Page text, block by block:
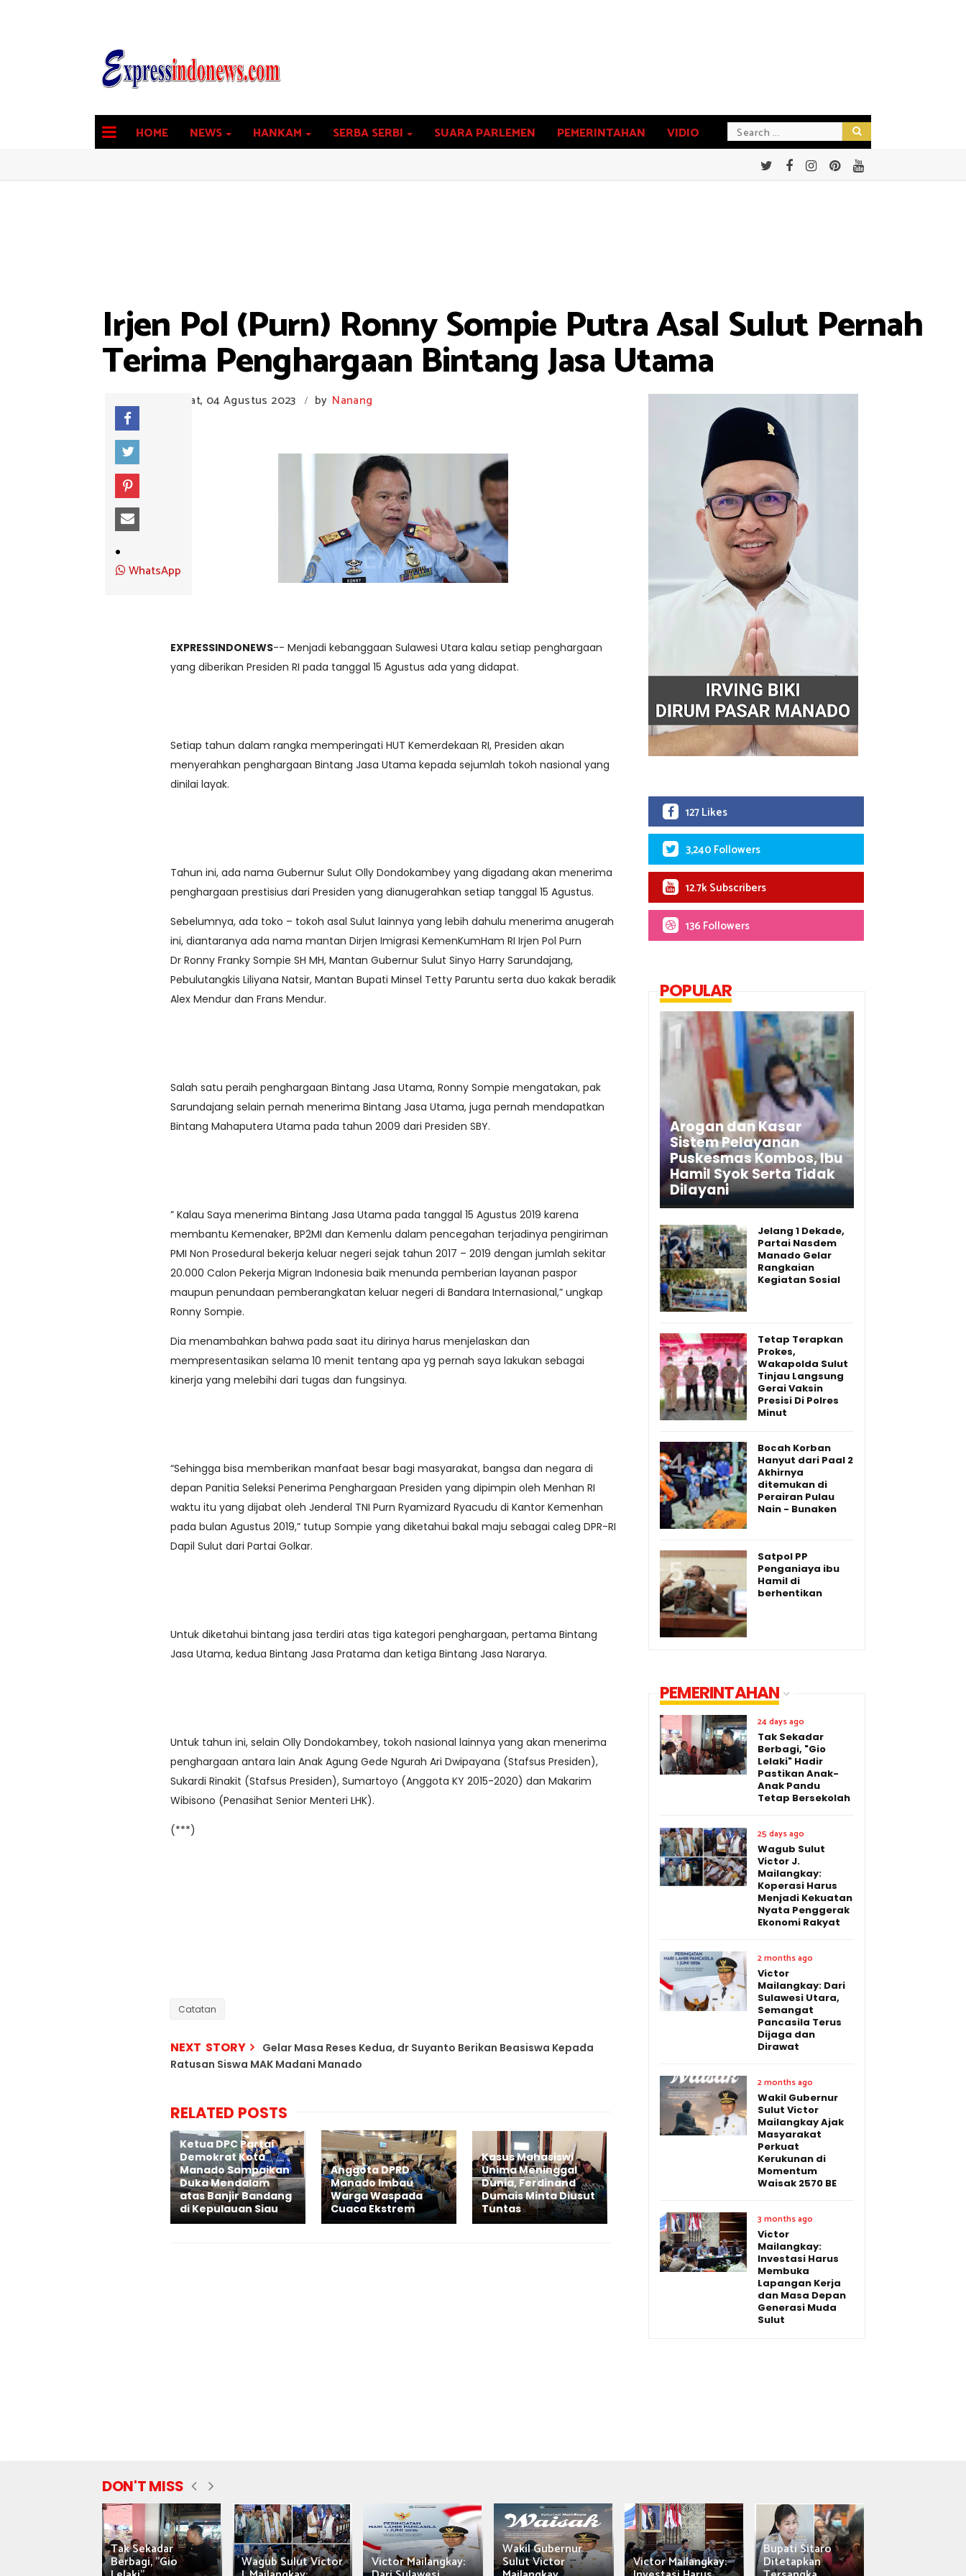
HOME NEWS HANKAM SERBA SERBI SUARA PARLEMEN PEMERINTAHAN VIDIO
Irjen Pol (Purn) Ronny Sompie Putra Asal Sulut Pernah
Terima Penghargaan Bintang Jasa Utama
Jumat, 04 Agustus 2023 / by Nanang
WhatsApp
EXPRESSINDONEWS-- Menjadi kebanggaan Sulawesi Utara kalau setiap penghargaan
yang diberikan Presiden RI pada tanggal 15 Agustus ada yang didapat.
Setiap tahun dalam rangka memperingati HUT Kemerdekaan RI, Presiden akan
menyerahkan penghargaan Bintang Jasa Utama kepada sejumlah tokoh nasional yang
dinilai layak.
Tahun ini, ada nama Gubernur Sulut Olly Dondokambey yang digadang akan menerima
penghargaan prestisius dari Presiden yang dianugerahkan setiap tanggal 15 Agustus.
Sebelumnya, ada toko – tokoh asal Sulut lainnya yang lebih dahulu menerima anugerah
ini, diantaranya ada nama mantan Dirjen Imigrasi KemenKumHam RI Irjen Pol Purn
Dr Ronny Franky Sompie SH MH, Mantan Gubernur Sulut Sinyo Harry Sarundajang,
Pebulutangkis Liliyana Natsir, Mantan Bupati Minsel Tetty Paruntu serta duo kakak beradik
Alex Mendur dan Frans Mendur.
Salah satu peraih penghargaan Bintang Jasa Utama, Ronny Sompie mengatakan, pak
Sarundajang selain pernah menerima Bintang Jasa Utama, juga pernah mendapatkan
Bintang Mahaputera Utama pada tahun 2009 dari Presiden SBY.
” Kalau Saya menerima Bintang Jasa Utama pada tanggal 15 Agustus 2019 karena
membantu Kemenaker, BP2MI dan Kemenlu dalam pencegahan terjadinya pengiriman
PMI Non Prosedural bekerja keluar negeri sejak tahun 2017 – 2019 dengan jumlah sekitar
20.000 Calon Pekerja Migran Indonesia baik menunda pemberian layanan paspor
maupun penundaan pemberangkatan keluar negeri di Bandara Internasional,” ungkap
Ronny Sompie.
Dia menambahkan bahwa pada saat itu dirinya harus menjelaskan dan
mempresentasikan selama 10 menit tentang apa yg pernah saya lakukan sebagai
kinerja yang melebihi dari tugas dan fungsinya.
“Sehingga bisa memberikan manfaat besar bagi masyarakat, bangsa dan negara di
depan Panitia Seleksi Penerima Penghargaan Presiden yang dipimpin oleh Menhan RI
waktu itu yang dijabat oleh Jenderal TNI Purn Ryamizard Ryacudu di Kantor Kemenhan
pada bulan Agustus 2019,” tutup Sompie yang diketahui bakal maju sebagai caleg DPR-RI
Dapil Sulut dari Partai Golkar.
Untuk diketahui bintang jasa terdiri atas tiga kategori penghargaan, pertama Bintang
Jasa Utama, kedua Bintang Jasa Pratama dan ketiga Bintang Jasa Nararya.
Untuk tahun ini, selain Olly Dondokambey, tokoh nasional lainnya yang akan menerima
penghargaan antara lain Anak Agung Gede Ngurah Ari Dwipayana (Stafsus Presiden),
Sukardi Rinakit (Stafsus Presiden), Sumartoyo (Anggota KY 2015-2020) dan Makarim
Wibisono (Penasihat Senior Menteri LHK).
(***)
Catatan
NEXT STORY
Gelar Masa Reses Kedua, dr Suyanto Berikan Beasiswa Kepada
Ratusan Siswa MAK Madani Manado
RELATED POSTS
Ketua DPC Partai
Demokrat Kota
Manado Sampaikan
Duka Mendalam
atas Banjir Bandang
di Kepulauan Siau
Anggota DPRD
Manado Imbau
Warga Waspada
Cuaca Ekstrem
Kasus Mahasiswi
Unima Meninggal
Dunia, Ferdinand
Dumais Minta Diusut
Tuntas
127 Likes
3,240 Followers
12.7k Subscribers
136 Followers
POPULAR
Arogan dan Kasar
Sistem Pelayanan
Puskesmas Kombos, Ibu
Hamil Syok Serta Tidak
Dilayani
Jelang 1 Dekade,
Partai Nasdem
Manado Gelar
Rangkaian
Kegiatan Sosial
Tetap Terapkan
Prokes,
Wakapolda Sulut
Tinjau Langsung
Gerai Vaksin
Presisi Di Polres
Minut
Bocah Korban
Hanyut dari Paal 2
Akhirnya
ditemukan di
Perairan Pulau
Nain - Bunaken
Satpol PP
Penganiaya ibu
Hamil di
berhentikan
PEMERINTAHAN
24 days ago
Tak Sekadar
Berbagi, "Gio
Lelaki" Hadir
Pastikan Anak-
Anak Pandu
Tetap Bersekolah
25 days ago
Wagub Sulut
Victor J.
Mailangkay:
Koperasi Harus
Menjadi Kekuatan
Nyata Penggerak
Ekonomi Rakyat
2 months ago
Victor
Mailangkay: Dari
Sulawesi Utara,
Semangat
Pancasila Terus
Dijaga dan
Dirawat
2 months ago
Wakil Gubernur
Sulut Victor
Mailangkay Ajak
Masyarakat
Perkuat
Kerukunan di
Momentum
Waisak 2570 BE
3 months ago
Victor
Mailangkay:
Investasi Harus
Membuka
Lapangan Kerja
dan Masa Depan
Generasi Muda
Sulut
DON'T MISS
Tak Sekadar
Berbagi, "Gio Wagub Sulut Victor Victor Mailangkay:
Wakil Gubernur
Sulut Victor Victor Mailangkay:
Bupati Sitaro
Ditetapkan